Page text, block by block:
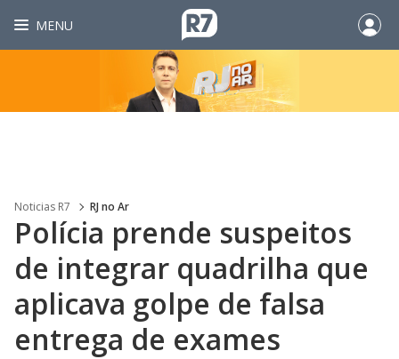
MENU
Noticias R7 RJ no Ar
Polícia prende suspeitos
de integrar quadrilha que
aplicava golpe de falsa
entrega de exames